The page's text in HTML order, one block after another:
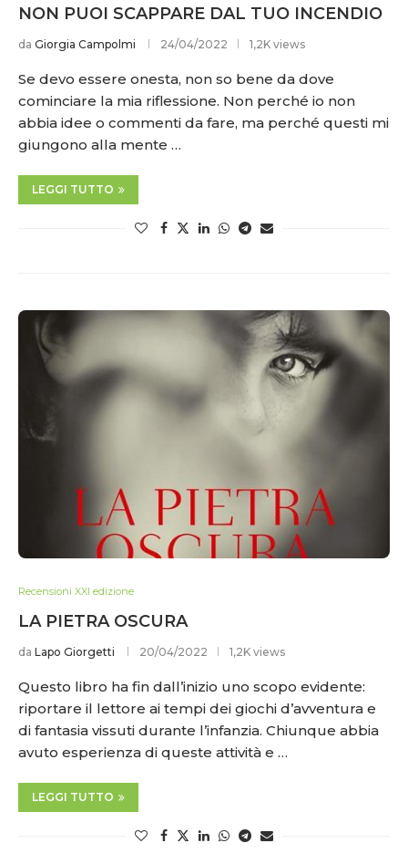
NON PUOI SCAPPARE DAL TUO INCENDIO
da Giorgia Campolmi 24/04/2022 1,2K views
Se devo essere onesta, non so bene da dove
cominciare la mia riflessione. Non perché io non
abbia idee o commenti da fare, ma perché questi mi
giungono alla mente …
LEGGI TUTTO
Recensioni XXI edizione
LA PIETRA OSCURA
da Lapo Giorgetti 20/04/2022 1,2K views
Questo libro ha fin dall’inizio uno scopo evidente:
riportare il lettore ai tempi dei giochi d’avventura e
di fantasia vissuti durante l’infanzia. Chiunque abbia
avuto esperienza di queste attività e …
LEGGI TUTTO